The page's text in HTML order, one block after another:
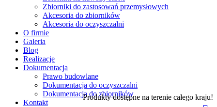
Zbiorniki do zastosowań przemysłowych
Akcesoria do zbiorników
Akcesoria do oczyszczalni
O firmie
Galeria
Blog
Realizacje
Dokumentacja
Prawo budowlane
Dokumentacja do oczyszczalni
Dokumentacja do zbiorników
Kontakt
Produkty dostępne na terenie całego kraju!